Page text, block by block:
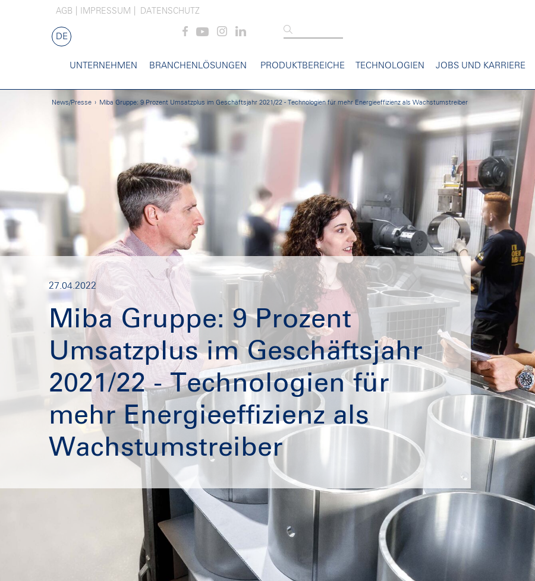
AGB IMPRESSUM DATENSCHUTZ
DE
UNTERNEHMEN BRANCHENLÖSUNGEN PRODUKTBEREICHE TECHNOLOGIEN JOBS UND KARRIERE
News/Presse Miba Gruppe: 9 Prozent Umsatzplus im Geschäftsjahr 2021/22 - Technologien für mehr Energieeffizienz als Wachstumstreiber
27.04.2022
Miba Gruppe: 9 Prozent
Umsatzplus im Geschäftsjahr
2021/22 - Technologien für
mehr Energieeffizienz als
Wachstumstreiber